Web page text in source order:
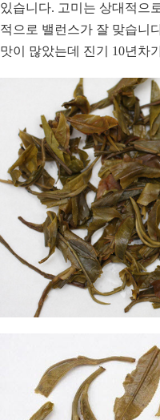
있습니다. 고미는 상대적으
적으로 밸런스가 잘 맞습니
맛이 많았는데 진기 10년차